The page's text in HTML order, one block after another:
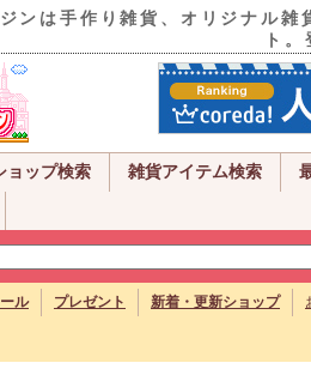
ンは手作り雑貨、オリジナル
ト
ョップ検索 雑貨アイテム検索
ル プレゼント 新着・更新ショップ